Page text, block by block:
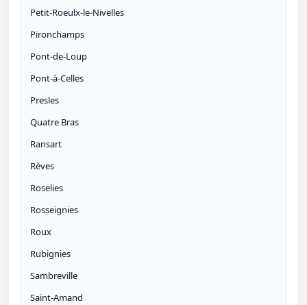
Petit-Roeulx-le-Nivelles
Pironchamps
Pont-de-Loup
Pont-à-Celles
Presles
Quatre Bras
Ransart
Rèves
Roselies
Rosseignies
Roux
Rubignies
Sambreville
Saint-Amand